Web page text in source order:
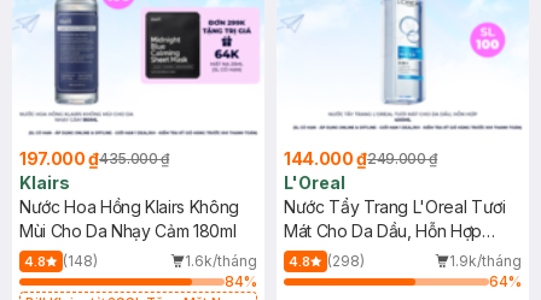
197.000 ₫435.000 ₫
Klairs
Nước Hoa Hồng Klairs Không
Mùi Cho Da Nhạy Cảm 180ml
4.8 (148)
1.6k/tháng
84%
144.000 ₫249.000 ₫
L'Oreal
Nước Tẩy Trang L'Oreal Tươi
Mát Cho Da Dầu, Hỗn Hợp
400ml
4.8 (298)
1.9k/tháng
64%